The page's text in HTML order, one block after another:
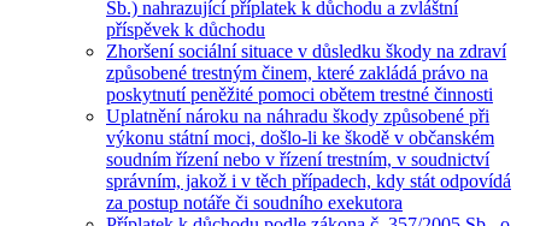
Sb.) nahrazující příplatek k důchodu a zvláštní
příspěvek k důchodu
Zhoršení sociální situace v důsledku škody na zdraví
způsobené trestným činem, které zakládá právo na
poskytnutí peněžité pomoci obětem trestné činnosti
Uplatnění nároku na náhradu škody způsobené při
výkonu státní moci, došlo-li ke škodě v občanském
soudním řízení nebo v řízení trestním, v soudnictví
správním, jakož i v těch případech, kdy stát odpovídá
za postup notáře či soudního exekutora